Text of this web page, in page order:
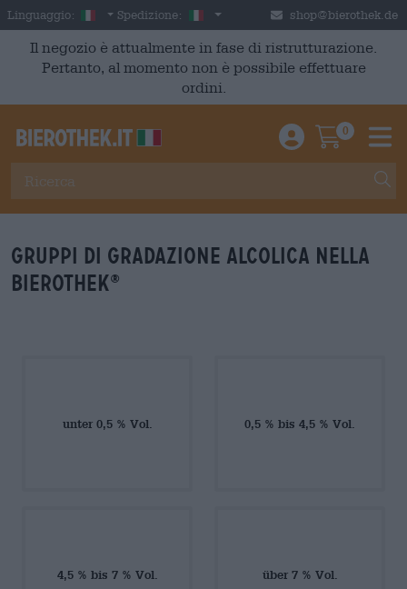
Skip to main content
Linguaggio: Italian
Spedizione: Italia shop@bierothek.de
Il negozio è attualmente in fase di ristrutturazione.
Pertanto, al momento non è possibile effettuare
ordini.
Einloggen /
0
Gruppi di gradazione alcolica nella
Bierothek®
unter 0,5 % Vol. 0,5 % bis 4,5 % Vol.
4,5 % bis 7 % Vol. über 7 % Vol.